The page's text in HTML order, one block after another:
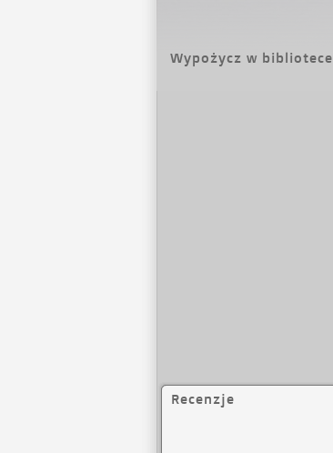
Wypożycz w bibliotece
Recenzje